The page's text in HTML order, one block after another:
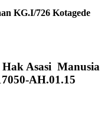
KG.I/726 Kotagede
Asasi Manusia
AH.01.15